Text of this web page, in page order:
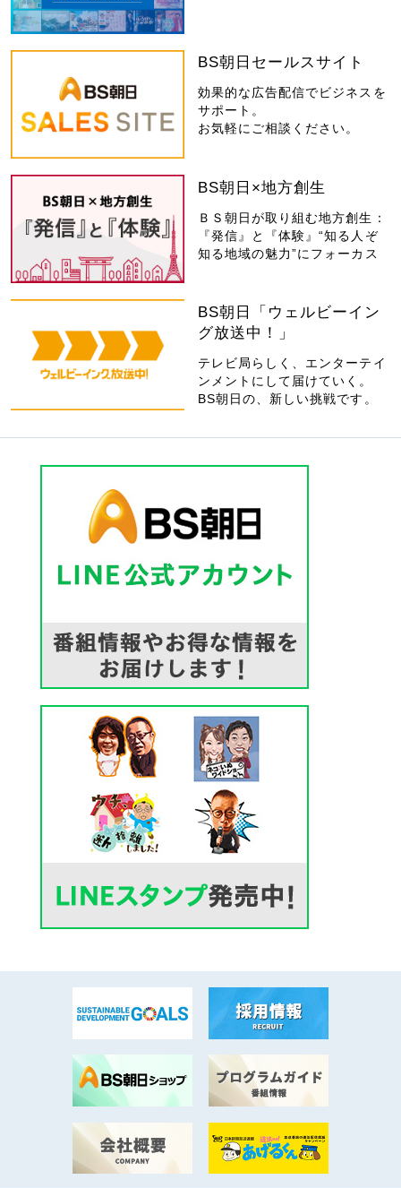
BS朝日セールスサイト
効果的な広告配信でビジネスを
サポート。
お気軽にご相談ください。
BS朝日×地方創生
ＢＳ朝日が取り組む地方創生：
『発信』と『体験』“知る人ぞ
知る地域の魅力”にフォーカス
BS朝日「ウェルビーイン
グ放送中！」
テレビ局らしく、エンターテイ
ンメントにして届けていく。
BS朝日の、新しい挑戦です。